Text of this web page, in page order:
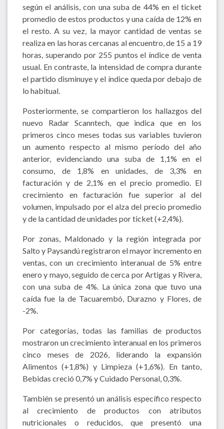
según el análisis, con una suba de 44% en el ticket
promedio de estos productos y una caída de 12% en
el resto. A su vez, la mayor cantidad de ventas se
realiza en las horas cercanas al encuentro, de 15 a 19
horas, superando por 255 puntos el índice de venta
usual. En contraste, la intensidad de compra durante
el partido disminuye y el índice queda por debajo de
lo habitual.
Posteriormente, se compartieron los hallazgos del
nuevo Radar Scanntech, que indica que en los
primeros cinco meses todas sus variables tuvieron
un aumento respecto al mismo período del año
anterior, evidenciando una suba de 1,1% en el
consumo, de 1,8% en unidades, de 3,3% en
facturación y de 2,1% en el precio promedio. El
crecimiento en facturación fue superior al del
volumen, impulsado por el alza del precio promedio
y de la cantidad de unidades por ticket (+2,4%).
Por zonas, Maldonado y la región integrada por
Salto y Paysandú registraron el mayor incremento en
ventas, con un crecimiento interanual de 5% entre
enero y mayo, seguido de cerca por Artigas y Rivera,
con una suba de 4%. La única zona que tuvo una
caída fue la de Tacuarembó, Durazno y Flores, de
-2%.
Por categorías, todas las familias de productos
mostraron un crecimiento interanual en los primeros
cinco meses de 2026, liderando la expansión
Alimentos (+1,8%) y Limpieza (+1,6%). En tanto,
Bebidas creció 0,7% y Cuidado Personal, 0,3%.
También se presentó un análisis específico respecto
al crecimiento de productos con atributos
nutricionales o reducidos, que presentó una